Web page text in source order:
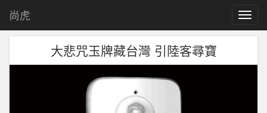
T
o
g
l
尚虎
大悲咒玉牌藏台灣 引陸客尋寶